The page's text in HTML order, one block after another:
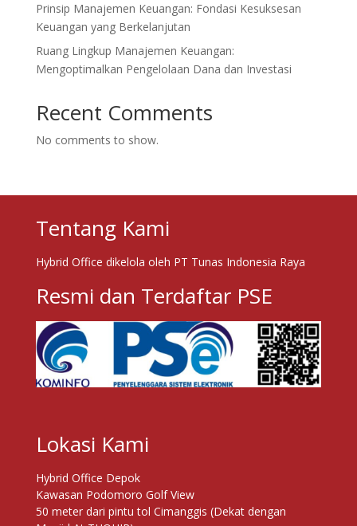
Prinsip Manajemen Keuangan: Fondasi Kesuksesan
Keuangan yang Berkelanjutan
Ruang Lingkup Manajemen Keuangan:
Mengoptimalkan Pengelolaan Dana dan Investasi
Recent Comments
No comments to show.
Tentang Kami
Hybrid Office dikelola oleh PT Tunas Indonesia Raya
Resmi dan Terdaftar PSE
Lokasi Kami
Hybrid Office Depok
Kawasan Podomoro Golf View
50 meter dari pintu tol Cimanggis (Dekat dengan